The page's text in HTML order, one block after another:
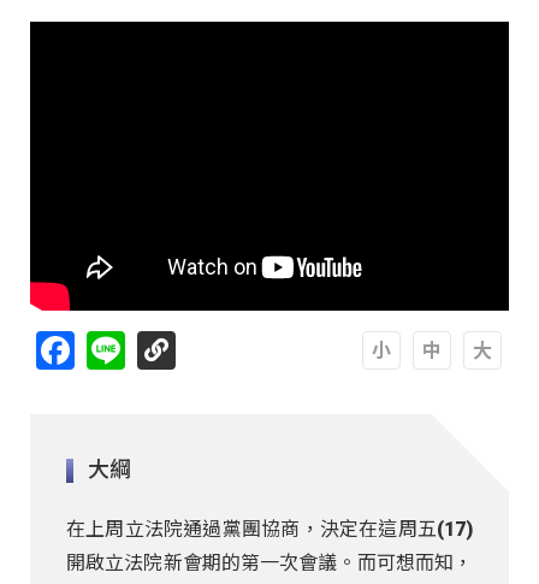
Facebook
Line
大綱
在上周立法院通過黨團協商，決定在這周五(17)
開啟立法院新會期的第一次會議。而可想而知，